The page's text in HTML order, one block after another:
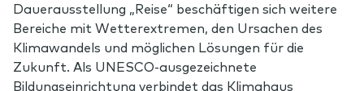
Dauerausstellung „Reise“ beschäftigen sich weitere
Bereiche mit Wetterextremen, den Ursachen des
Klimawandels und möglichen Lösungen für die
Zukunft. Als UNESCO-ausgezeichnete
Bildungseinrichtung verbindet das Klimahaus